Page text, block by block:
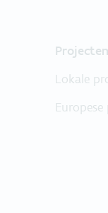
Projecten
Lokale